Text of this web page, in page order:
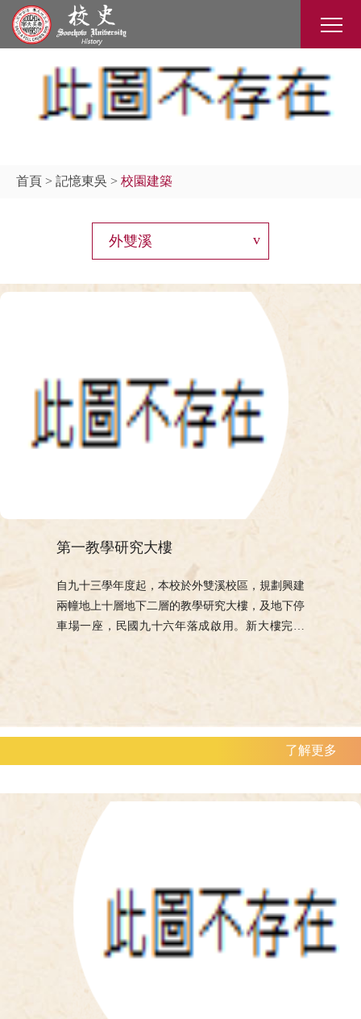
首頁 > 記憶東吳 > 校園建築
外雙溪
第一教學研究大樓
自九十三學年度起，本校於外雙溪校區，規劃興建
兩幢地上十層地下二層的教學研究大樓，及地下停
車場一座，民國九十六年落成啟用。新大樓完成
後，校園景觀更具特色，新增樓板面積將超過教育
展得以具體落實，全面提升教學、研究、學生活動
與行政效能。 第一教學研究大樓為外語及理學院
教學、研究及行政空間，另設會議室、演講廳及圖
了解更多